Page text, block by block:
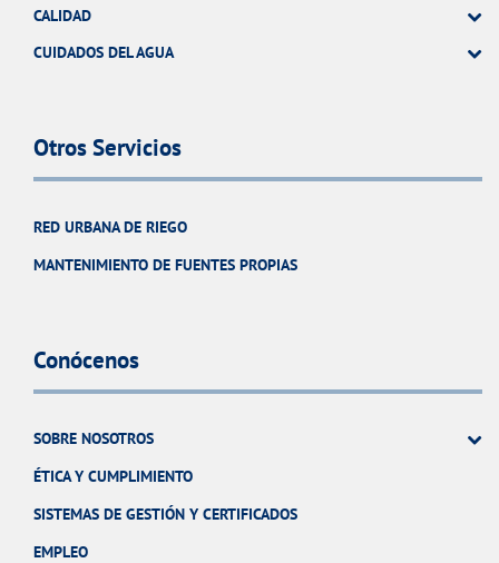
CALIDAD
CUIDADOS DEL AGUA
Otros Servicios
RED URBANA DE RIEGO
MANTENIMIENTO DE FUENTES PROPIAS
Conócenos
SOBRE NOSOTROS
ÉTICA Y CUMPLIMIENTO
SISTEMAS DE GESTIÓN Y CERTIFICADOS
EMPLEO